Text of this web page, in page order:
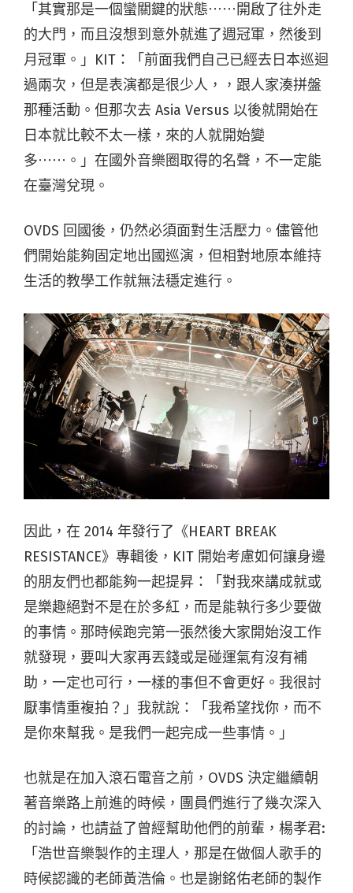
「其實那是一個蠻關鍵的狀態⋯⋯開啟了往外走
的大門，而且沒想到意外就進了週冠軍，然後到
月冠軍。」KIT：「前面我們自己已經去日本巡迴
過兩次，但是表演都是很少人，，跟人家湊拼盤
那種活動。但那次去 Asia Versus 以後就開始在
日本就比較不太一樣，來的人就開始變
多⋯⋯。」在國外音樂圈取得的名聲，不一定能
在臺灣兌現。
OVDS 回國後，仍然必須面對生活壓力。儘管他
們開始能夠固定地出國巡演，但相對地原本維持
生活的教學工作就無法穩定進行。
因此，在 2014 年發行了《HEART BREAK
RESISTANCE》專輯後，KIT 開始考慮如何讓身邊
的朋友們也都能夠一起提昇：「對我來講成就或
是樂趣絕對不是在於多紅，而是能執行多少要做
的事情。那時候跑完第一張然後大家開始沒工作
就發現，要叫大家再丟錢或是碰運氣有沒有補
助，一定也可行，一樣的事但不會更好。我很討
厭事情重複拍？」我就說：「我希望找你，而不
是你來幫我。是我們一起完成一些事情。」
也就是在加入滾石電音之前，OVDS 決定繼續朝
著音樂路上前進的時候，團員們進行了幾次深入
的討論，也請益了曾經幫助他們的前輩，楊孝君:
「浩世音樂製作的主理人，那是在做個人歌手的
時候認識的老師黃浩倫。也是謝銘佑老師的製作